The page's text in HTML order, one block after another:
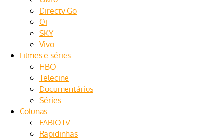
Directv Go
Oi
SKY
Vivo
Filmes e séries
HBO
Telecine
Documentários
Séries
Colunas
FABIOTV
Rapidinhas